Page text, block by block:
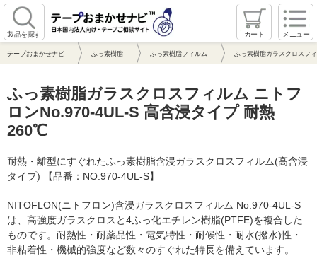
製品を探す カート メニュー
テープおまかせナビ ふっ素樹脂 ふっ素樹脂フィルム ふっ素樹脂ガラスクロスフ
ふっ素樹脂ガラスクロスフィルム ニトフ
ロンNo.970-4UL-S 高含浸タイプ 耐熱
260℃
耐熱・離型にすぐれたふっ素樹脂含浸ガラスクロスフィルム(高含浸
タイプ) 【品番：NO.970-4UL-S】
NITOFLON(ニトフロン)含浸ガラスクロスフィルム No.970-4UL-S
は、高強度ガラスクロスと4ふっ化エチレン樹脂(PTFE)を複合した
ものです。耐熱性・耐薬品性・電気特性・耐候性・耐水(撥水)性・
非粘着性・機械的強度など数々のすぐれた特長を備えています。